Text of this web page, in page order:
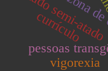
zona
nado semi-atado
pessoas
currículo
vigorexia